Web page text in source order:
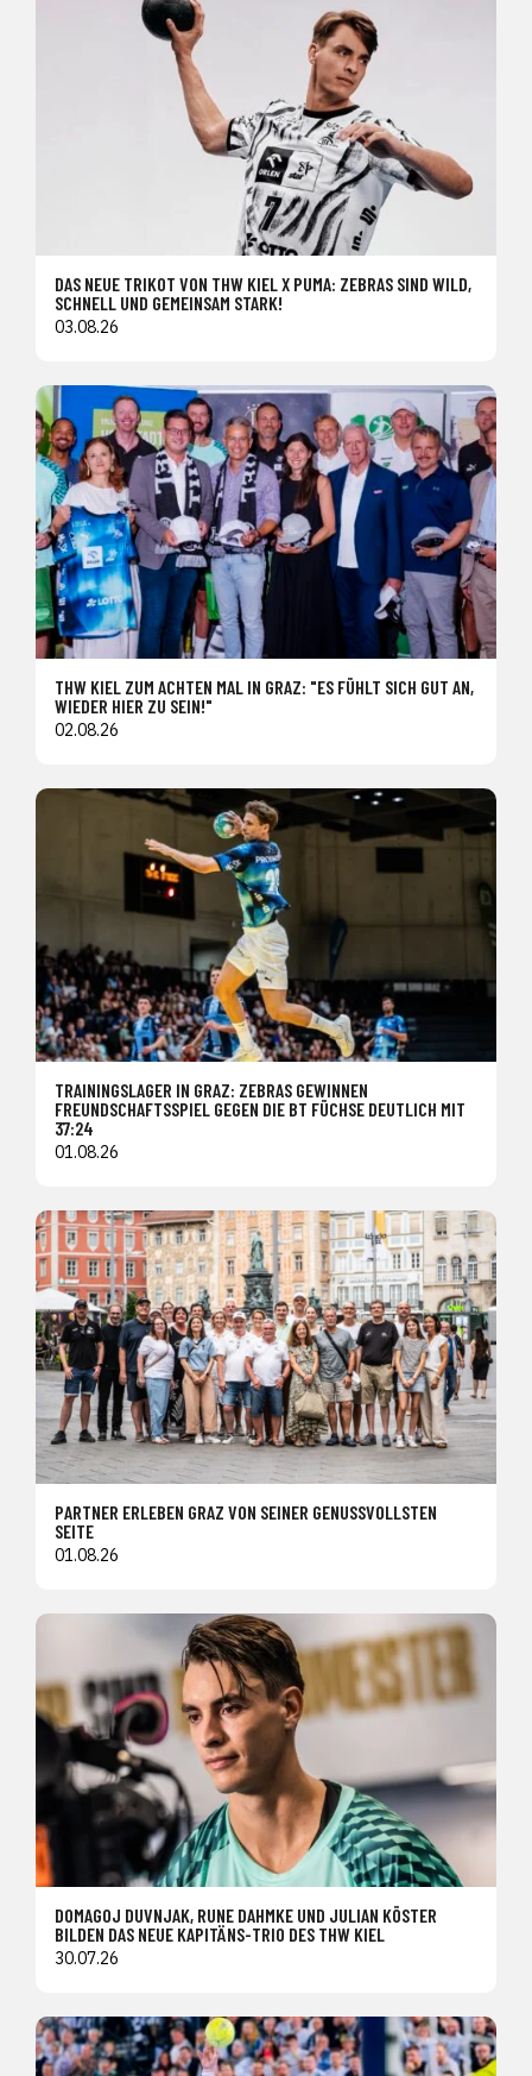
DAS NEUE TRIKOT VON THW KIEL X PUMA: ZEBRAS SIND WILD,
SCHNELL UND GEMEINSAM STARK!
03.08.26
THW KIEL ZUM ACHTEN MAL IN GRAZ: "ES FÜHLT SICH GUT AN,
WIEDER HIER ZU SEIN!"
02.08.26
TRAININGSLAGER IN GRAZ: ZEBRAS GEWINNEN
FREUNDSCHAFTSSPIEL GEGEN DIE BT FÜCHSE DEUTLICH MIT
37:24
01.08.26
PARTNER ERLEBEN GRAZ VON SEINER GENUSSVOLLSTEN
SEITE
01.08.26
DOMAGOJ DUVNJAK, RUNE DAHMKE UND JULIAN KÖSTER
BILDEN DAS NEUE KAPITÄNS-TRIO DES THW KIEL
30.07.26